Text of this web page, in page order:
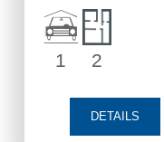
1 2
DETAILS